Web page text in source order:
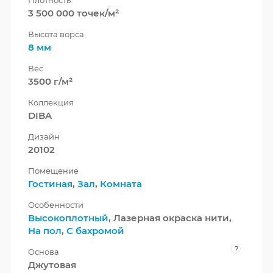
3 500 000 точек/м²
Высота ворса
8 мм
Вес
3500 г/м²
Коллекция
DIBA
Дизайн
20102
Помещение
Гостиная, Зал, Комната
Особенности
Высокоплотный, Лазерная окраска нити,
На пол, С бахромой
Основа ?
Джутовая